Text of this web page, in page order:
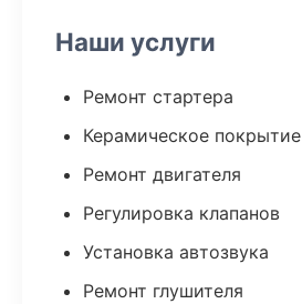
Наши услуги
Ремонт стартера
Керамическое покрытие
Ремонт двигателя
Регулировка клапанов
Установка автозвука
Ремонт глушителя